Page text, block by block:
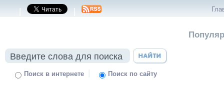
| |
Поиск в интернете | Поиск по сайту